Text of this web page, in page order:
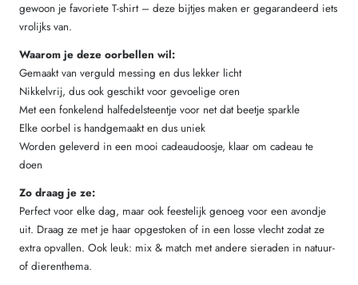
gewoon je favoriete T-shirt – deze bijtjes maken er gegarandeerd iets
vrolijks van.
Waarom je deze oorbellen wil:
Gemaakt van verguld messing en dus lekker licht
Nikkelvrij, dus ook geschikt voor gevoelige oren
Met een fonkelend halfedelsteentje voor net dat beetje sparkle
Elke oorbel is handgemaakt en dus uniek
Worden geleverd in een mooi cadeaudoosje, klaar om cadeau te
doen
Zo draag je ze:
Perfect voor elke dag, maar ook feestelijk genoeg voor een avondje
uit. Draag ze met je haar opgestoken of in een losse vlecht zodat ze
extra opvallen. Ook leuk: mix & match met andere sieraden in natuur-
of dierenthema.